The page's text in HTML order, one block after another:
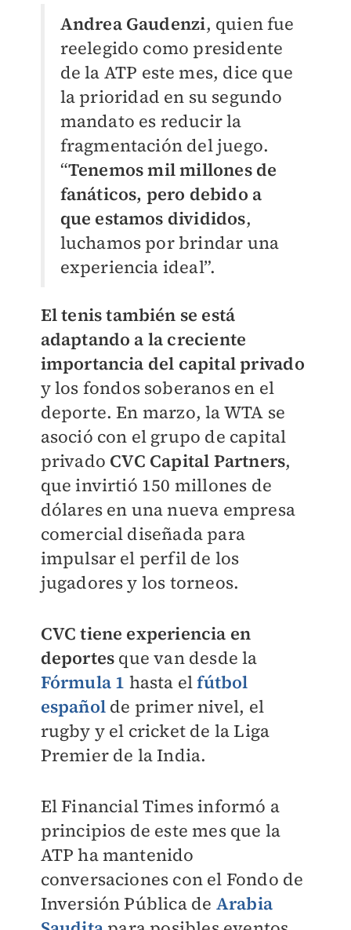
Andrea Gaudenzi, quien fue
reelegido como presidente
de la ATP este mes, dice que
la prioridad en su segundo
mandato es reducir la
fragmentación del juego.
“Tenemos mil millones de
fanáticos, pero debido a
que estamos divididos,
luchamos por brindar una
experiencia ideal”.
El tenis también se está
adaptando a la creciente
importancia del capital privado
y los fondos soberanos en el
deporte. En marzo, la WTA se
asoció con el grupo de capital
privado CVC Capital Partners,
que invirtió 150 millones de
dólares en una nueva empresa
comercial diseñada para
impulsar el perfil de los
jugadores y los torneos.
CVC tiene experiencia en
deportes que van desde la
Fórmula 1 hasta elfútbol
españolde primer nivel, el
rugby y el cricket de la Liga
Premier de la India.
El Financial Times informó a
principios de este mes que la
ATP ha mantenido
conversaciones con el Fondo de
Inversión Pública de Arabia